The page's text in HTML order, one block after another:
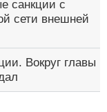
санкции с
сети внешней
Вокруг главы